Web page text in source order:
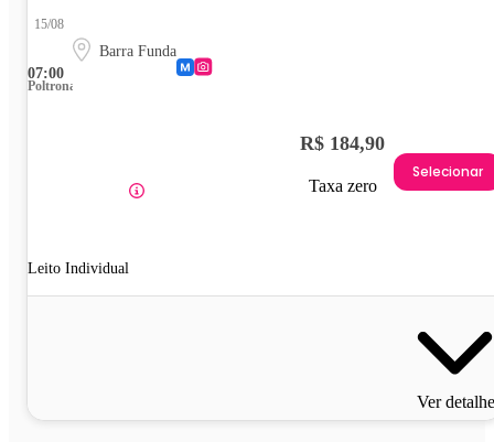
07:00
15/08
Barra Funda
Poltrona
Leito Individual
R$ 184,90
Taxa zero
Selecionar
Ver